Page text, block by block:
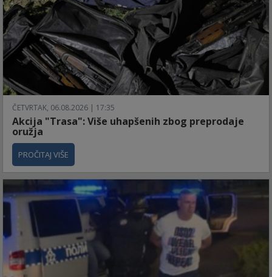
ČETVRTAK, 06.08.2026 | 17:35
Akcija "Trasa": Više uhapšenih zbog preprodaje
oružja
PROČITAJ VIŠE